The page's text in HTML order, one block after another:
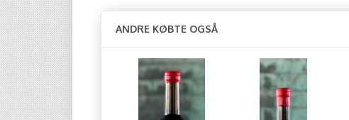
ANDRE KØBTE OGSÅ